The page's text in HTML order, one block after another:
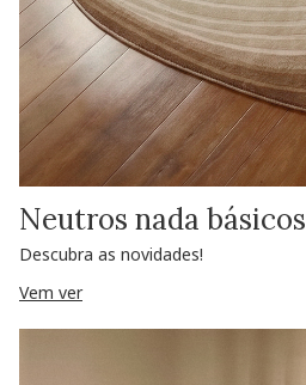
Neutros nada básicos
Descubra as novidades!
Vem ver